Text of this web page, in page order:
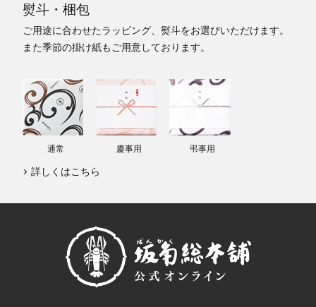
熨斗・梱包
ご用途に合わせたラッピング、熨斗をお選びいただけます。
また季節の掛け紙もご用意しております。
通常 慶事用 弔事用
詳しくはこちら